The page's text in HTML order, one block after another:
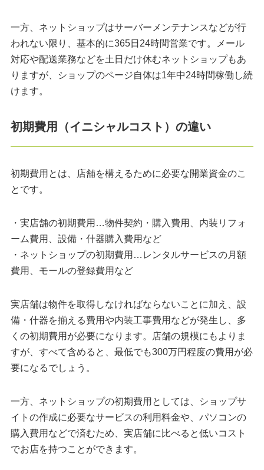
一方、ネットショップはサーバーメンテナンスなどが行
われない限り、基本的に365日24時間営業です。メール
対応や配送業務などを土日だけ休むネットショップもあ
りますが、ショップのページ自体は1年中24時間稼働し続
けます。
初期費用（イニシャルコスト）の違い
初期費用とは、店舗を構えるために必要な開業資金のこ
とです。
・実店舗の初期費用…物件契約・購入費用、内装リフォ
ーム費用、設備・什器購入費用など
・ネットショップの初期費用…レンタルサービスの月額
費用、モールの登録費用など
実店舗は物件を取得しなければならないことに加え、設
備・什器を揃える費用や内装工事費用などが発生し、多
くの初期費用が必要になります。店舗の規模にもよりま
すが、すべて含めると、最低でも300万円程度の費用が必
要になるでしょう。
一方、ネットショップの初期費用としては、ショップサ
イトの作成に必要なサービスの利用料金や、パソコンの
購入費用などで済むため、実店舗に比べると低いコスト
でお店を持つことができます。